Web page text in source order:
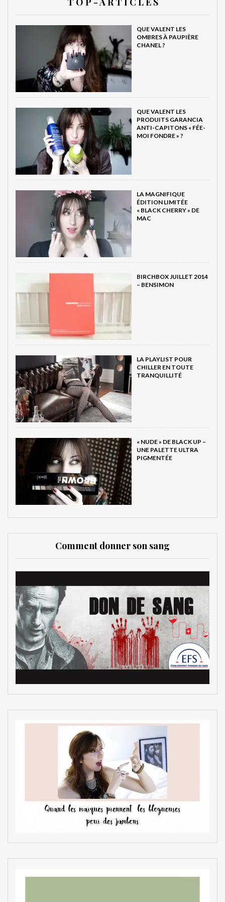
QUE VALENT LES
OMBRES À PAUPIÈRE
CHANEL ?
QUE VALENT LES
PRODUITS GARANCIA
ANTI-CAPITONS « FÉE-
MOI FONDRE » ?
LA MAGNIFIQUE
ÉDITION LIMITÉE
« BLACK CHERRY » DE
MAC
BIRCHBOX JUILLET 2014
– BENSIMON
LA PLAYLIST POUR
CHILLER EN TOUTE
TRANQUILLITÉ
« NUDE » DE BLACK UP –
UNE PALETTE ULTRA
PIGMENTÉE
Comment donner son sang